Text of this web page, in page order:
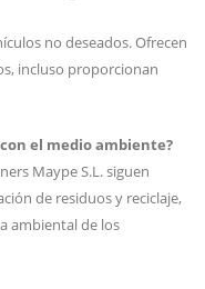
no deseados. Ofrecen
incluso proporcionan
el medio ambiente?
Maype S.L. siguen
de residuos y reciclaje,
ambiental de los